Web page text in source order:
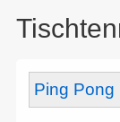
Ping Pong